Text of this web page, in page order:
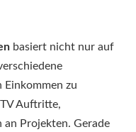
basiert nicht nur auf
Einkommen zu
Auftritte,
an Projekten. Gerade